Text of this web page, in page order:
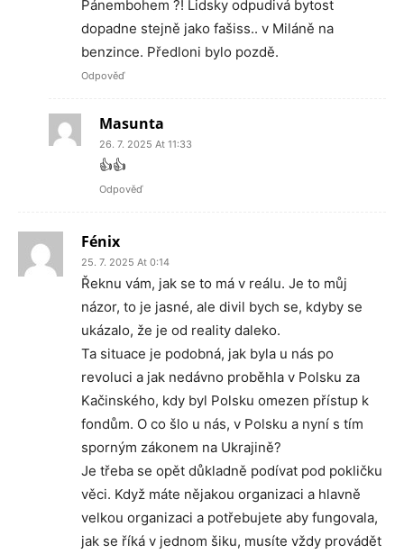
Pánembohem ?! Lidsky odpudivá bytost
dopadne stejně jako fašiss.. v Miláně na
benzince. Předloni bylo pozdě.
Odpověď
Masunta
26. 7. 2025 At 11:33
👍👍
Odpověď
Fénix
25. 7. 2025 At 0:14
Řeknu vám, jak se to má v reálu. Je to můj
názor, to je jasné, ale divil bych se, kdyby se
ukázalo, že je od reality daleko.
Ta situace je podobná, jak byla u nás po
revoluci a jak nedávno proběhla v Polsku za
Kačinského, kdy byl Polsku omezen přístup k
fondům. O co šlo u nás, v Polsku a nyní s tím
sporným zákonem na Ukrajině?
Je třeba se opět důkladně podívat pod pokličku
věci. Když máte nějakou organizaci a hlavně
velkou organizaci a potřebujete aby fungovala,
jak se říká v jednom šiku, musíte vždy provádět